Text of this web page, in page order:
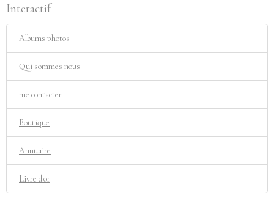
Interactif
Albums photos
Qui sommes nous
me contacter
Boutique
Annuaire
Livre d'or